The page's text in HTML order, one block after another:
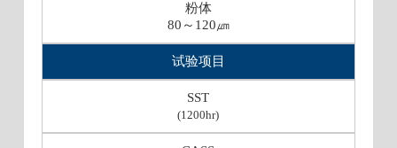
粉体
80～120㎛
试验项目
SST
(1200hr)